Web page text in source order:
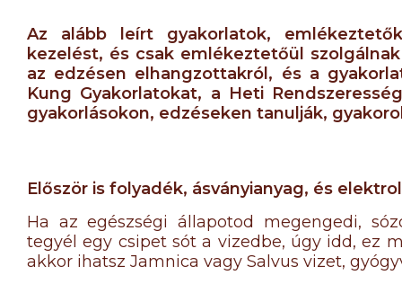
Az alább leírt gyakorlatok,
kezelést, és csak emlékeztetőül
az edzésen elhangzottakról, és a
Kung Gyakorlatokat, a Heti
gyakorlásokon, edzéseken tanulják,
Először is folyadék, ásványianyag, és
Ha az egészségi állapotod megengedi,
tegyél egy csipet sót a vizedbe, úgy idd, ez
akkor ihatsz Jamnica vagy Salvus vizet,